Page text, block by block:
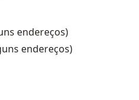
endereços)
endereços)